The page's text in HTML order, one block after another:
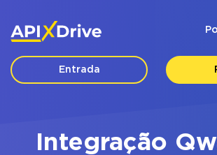
Entrada
Integração